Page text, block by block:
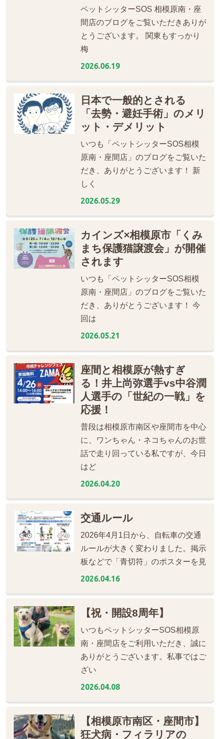
ペットシッターSOS 相模原南・座
間店のブログをご覧いただきありが
とうございます。 関東もすっかり
梅
2026.06.19
日本で一般的とされる
「去勢・避妊手術」のメリ
ット・デメリット
いつも「ペットシッターSOS相模
原南・座間店」のブログをご覧いた
だき、ありがとうございます！ 新
しく
2026.05.29
カインズ×相模原市「くみ
まち保護猫譲渡会」が開催
されます
いつも「ペットシッターSOS相模
原南・座間店」のブログをご覧いた
だき、ありがとうございます！ 今
回は
2026.05.21
座間と相模原が熱すぎ
る！井上尚弥選手vs中谷潤
人選手の「世紀の一戦」を
応援！
普段は相模原市南区や座間市を中心
に、ワンちゃん・ネコちゃんのお世
話で走り回っている私ですが、今日
はど
2026.04.20
交通ルール
2026年4月1日から、自転車の交通
ルールが大きく変わりました。掲示
板などで「青切符」のポスターを見
2026.04.16
【祝・開設8周年】
いつもペットシッターSOS相模原
南・座間店をご利用いただき、誠に
ありがとうございます。私事ではご
ざい
2026.04.08
【相模原市南区・座間市】
狂犬病・フィラリアの